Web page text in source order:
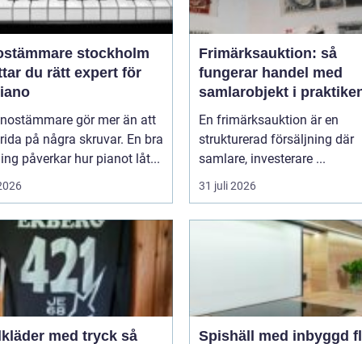
stockholm
du rätt expert för
gör mer än att
på några skruvar. En bra
påverkar hur pianot låt...
Frimärksauktion: så
fungerar handel med
samlarobjekt i
En frimärksauktion är en
strukturerad försäljning där
samlare, investerare ...
31 juli 2026
med tryck så
Spishäll med inbyggd